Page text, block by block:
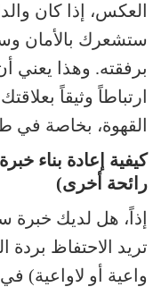
العكس، إذا كان
ستشعرك بالأمان
برفقته. وهذا يعني
ارتباطاً وثيقاً
القهوة، بخاصة في
كيفية إعادة بناء
رائحة أخرى)
إذاً، هل لديك
تريد الاحتفاظ بردة
واعية أو لاواعية)